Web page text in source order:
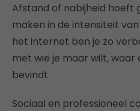
Afstand of nabijheid hoeft
maken in de intensiteit
het internet ben je zo
met wie je maar wilt, waar
bevindt.
Sociaal en professioneel